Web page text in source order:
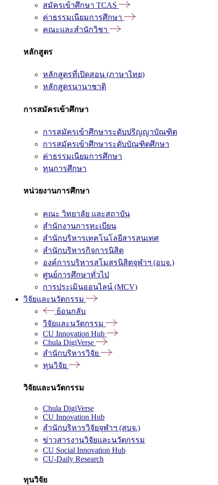
สมัครเข้าศึกษา TCAS
ค่าธรรมเนียมการศึกษา
คณะและสำนักวิชา
หลักสูตร
หลักสูตรที่เปิดสอน (ภาษาไทย)
หลักสูตรนานาชาติ
การสมัครเข้าศึกษา
การสมัครเข้าศึกษาระดับปริญญาบัณฑิต
การสมัครเข้าศึกษาระดับบัณฑิตศึกษา
ค่าธรรมเนียมการศึกษา
ทุนการศึกษา
หน่วยงานการศึกษา
คณะ วิทยาลัย และสถาบัน
สำนักงานการทะเบียน
สำนักบริหารเทคโนโลยีสารสนเทศ
สำนักบริหารกิจการนิสิต
องค์การบริหารสโมสรนิสิตจุฬาฯ (อบจ.)
ศูนย์การศึกษาทั่วไป
การประเมินออนไลน์ (MCV)
วิจัยและนวัตกรรม
ย้อนกลับ
วิจัยและนวัตกรรม
CU Innovation Hub
Chula DigiVerse
สำนักบริหารวิจัย
ทุนวิจัย
วิจัยและนวัตกรรม
Chula DigiVerse
CU Innovation Hub
สำนักบริหารวิจัยจุฬาฯ (สบจ.)
ข่าวสารงานวิจัยและนวัตกรรม
CU Social Innovation Hub
CU-Daily Research
ทุนวิจัย